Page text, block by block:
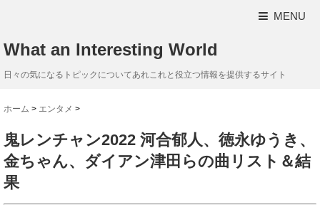
MENU
What an Interesting World
日々の気になるトピックについてあれこれと役立つ情報を提供するサイト
ホーム > エンタメ >
鬼レンチャン2022 河合郁人、徳永ゆうき、
金ちゃん、ダイアン津田らの曲リスト＆結
果